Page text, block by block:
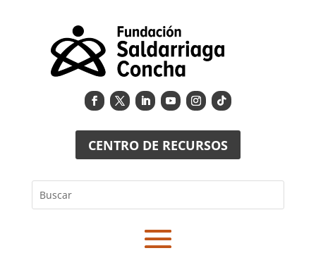
CENTRO DE RECURSOS
Buscar